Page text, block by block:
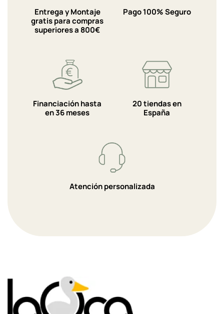
Entrega y Montaje
gratis para compras
superiores a 800€
Pago 100% Seguro
Financiación hasta
en 36 meses
20 tiendas en
España
Atención personalizada